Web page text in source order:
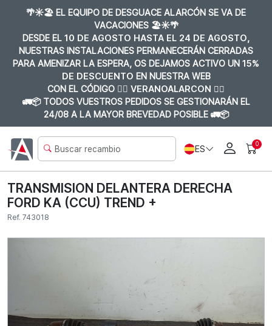
🌴☀️🏖️ EL EQUIPO DE DESGUACE ALARCÓN SE VA DE
VACACIONES 🏖️☀️🌴
DESDE EL 10 DE AGOSTO HASTA EL 24 DE AGOSTO,
NUESTRAS INSTALACIONES PERMANECERÁN CERRADAS
PARA AMENIZAR LA ESPERA, OS DEJAMOS ACTIVO UN 15%
DE DESCUENTO EN NUESTRA WEB
CON EL CÓDIGO 👉🏼 VERANOALARCON 👈🏼
🚛📦 TODOS VUESTROS PEDIDOS SE GESTIONARÁN EL
24/08 A LA MAYOR BREVEDAD POSIBLE 🚛📦
ES 0
TRANSMISION DELANTERA DERECHA
FORD KA (CCU) TREND +
Ref. 743018